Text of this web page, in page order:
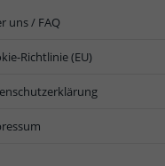
uns / FAQ
Richtlinie (EU)